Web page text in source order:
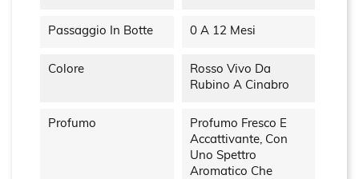
Passaggio In Botte 0 A 12 Mesi
Colore
Rosso Vivo Da
Rubino A Cinabro
Profumo
Profumo Fresco E
Accattivante, Con
Uno Spettro
Aromatico Che